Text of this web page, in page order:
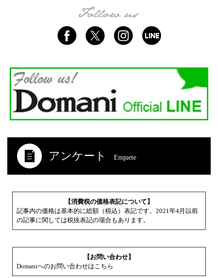
アンケート Enquete
【消費税の価格表記について】
記事内の価格は基本的に総額（税込）表記です。2021年4月以前
の記事に関しては税抜表記の場合もあります。
【お問い合わせ】
Domaniへのお問い合わせはこちら